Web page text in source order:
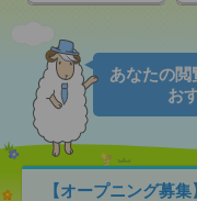
あなたの閲
お
【オープニング募